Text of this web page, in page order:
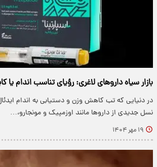
بازار سیاه داروهای لاغری: رؤیای تناسب اندام
در دنیایی که تب کاهش وزن و دستیابی به اندام
نسل جدیدی از داروها مانند اوزمپیک و مونجارو،…
۱۹ مهر ۱۴۰۴